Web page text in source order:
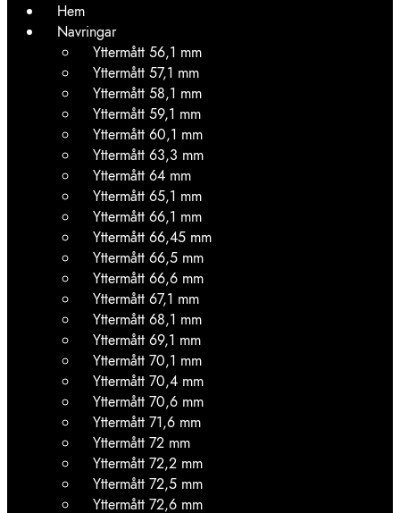
Hem
Navringar
Yttermått 56,1 mm
Yttermått 57,1 mm
Yttermått 58,1 mm
Yttermått 59,1 mm
Yttermått 60,1 mm
Yttermått 63,3 mm
Yttermått 64 mm
Yttermått 65,1 mm
Yttermått 66,1 mm
Yttermått 66,45 mm
Yttermått 66,5 mm
Yttermått 66,6 mm
Yttermått 67,1 mm
Yttermått 68,1 mm
Yttermått 69,1 mm
Yttermått 70,1 mm
Yttermått 70,4 mm
Yttermått 70,6 mm
Yttermått 71,6 mm
Yttermått 72 mm
Yttermått 72,2 mm
Yttermått 72,5 mm
Yttermått 72,6 mm